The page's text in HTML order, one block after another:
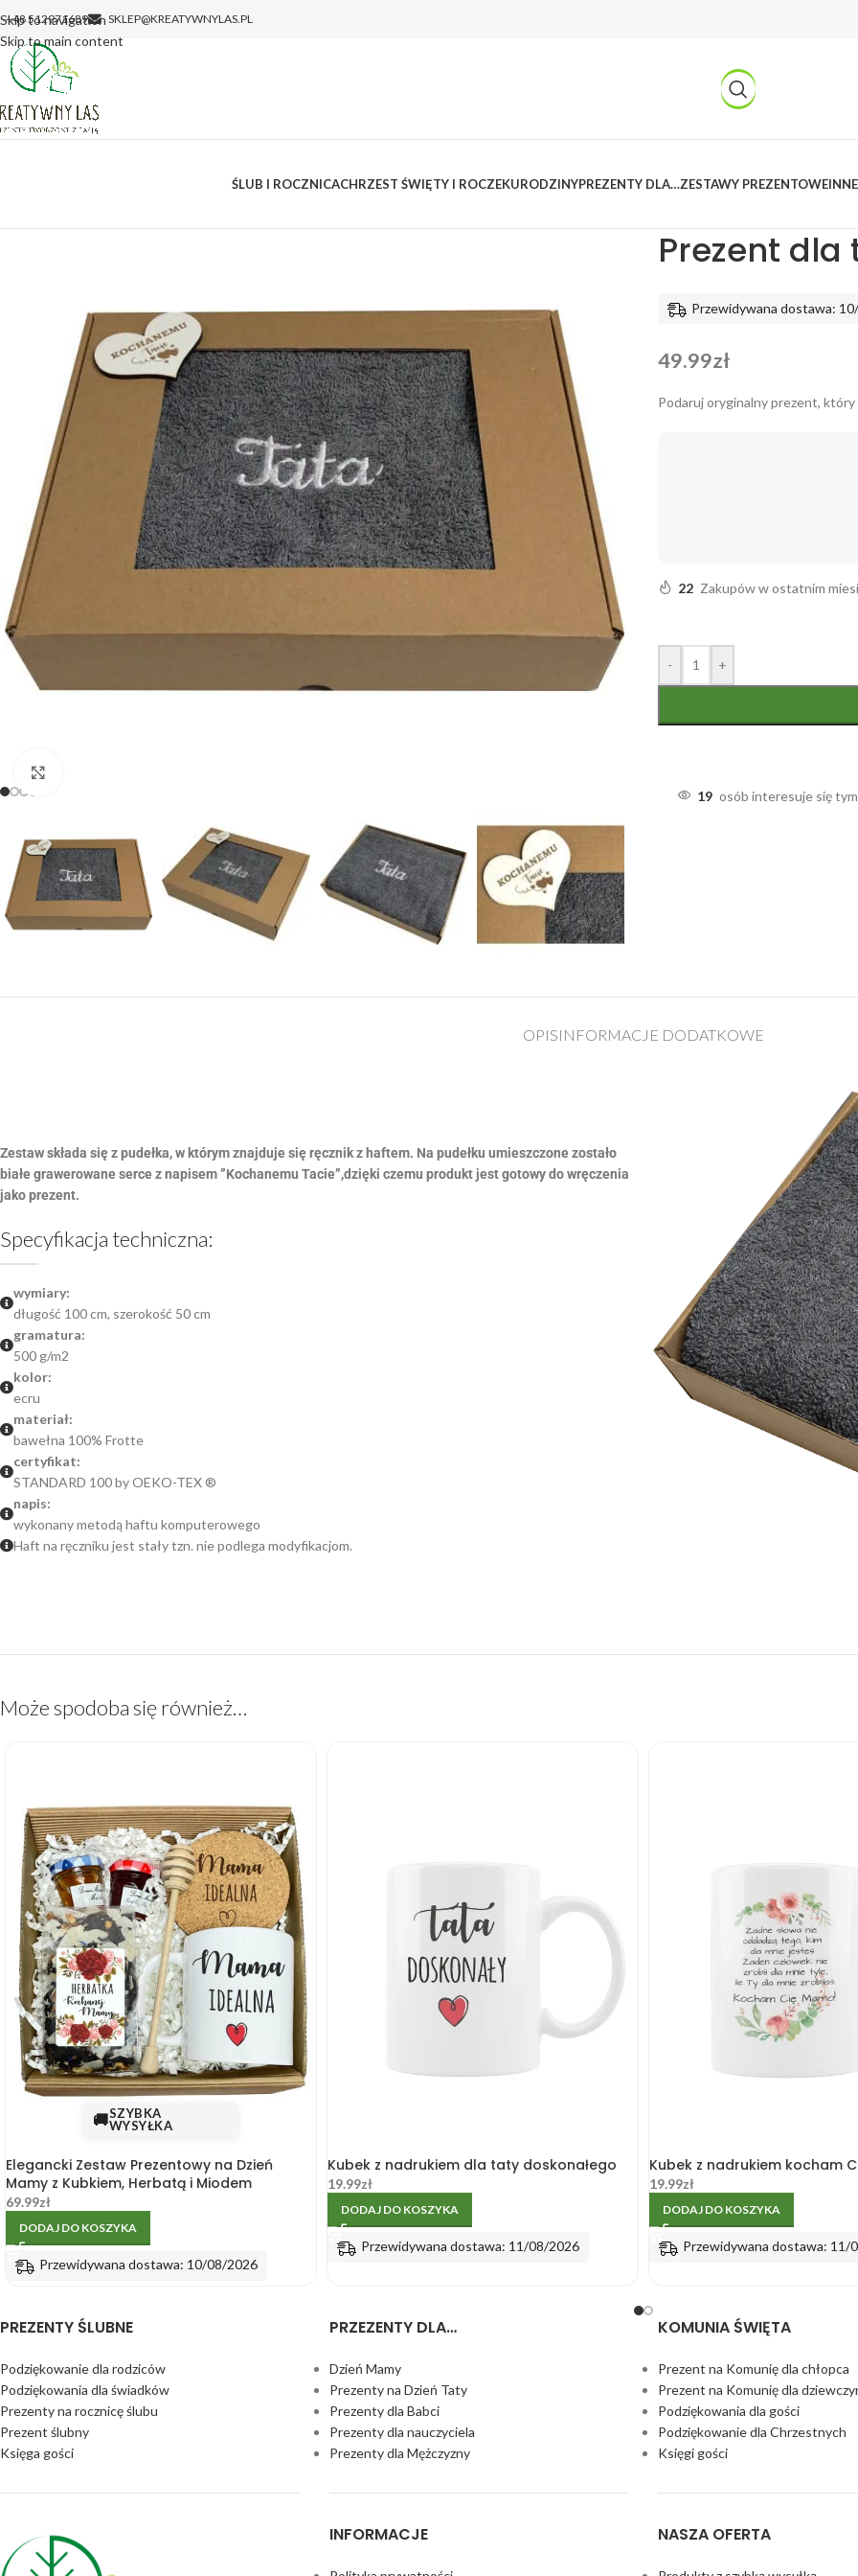
Skip to navigation
Skip to main content
+48 512971689 SKLEP@KREATYWNYLAS.PL
ŚLUB I ROCZNICACHRZEST ŚWIĘTY I ROCZEKURODZINYPREZENTY DLA…ZESTAWY PREZENTOWE
Prezent
Przewidywana dostawa:
49.99zł
Podaruj oryginalny prezent, który
22 Zakupów w ostatnim
- +
19 osób interesuje się
OPISINFORMACJE DODATKOWE
Zestaw składa się z pudełka, w którym znajduje się ręcznik z haftem. Na pudełku umieszczone zostało
białe grawerowane serce z napisem ”Kochanemu Tacie”,dzięki czemu produkt jest gotowy do wręczenia
jako prezent.
Specyfikacja techniczna:
wymiary:
długość 100 cm, szerokość 50 cm
gramatura:
500 g/m2
kolor:
ecru
materiał:
bawełna 100% Frotte
certyfikat:
STANDARD 100 by OEKO-TEX ®
napis:
wykonany metodą haftu komputerowego
Haft na ręczniku jest stały tzn. nie podlega modyfikacjom.
Może spodoba się również…
🚚SZYBKA
WYSYŁKA
Elegancki Zestaw Prezentowy na Dzień
Mamy z Kubkiem, Herbatą i Miodem
69.99zł
DODAJ DO KOSZYKA
Przewidywana dostawa: 10/08/2026
Kubek z nadrukiem dla taty doskonałego
19.99zł
DODAJ DO KOSZYKA
Przewidywana dostawa: 11/08/2026
Kubek z nadrukiem kocham
19.99zł
DODAJ DO KOSZYKA
Przewidywana dostawa: 11/
PREZENTY ŚLUBNE
Podziękowanie dla rodziców
Podziękowania dla świadków
Prezenty na rocznicę ślubu
Prezent ślubny
Księga gości
PRZEZENTY DLA…
Dzień Mamy
Prezenty na Dzień Taty
Prezenty dla Babci
Prezenty dla nauczyciela
Prezenty dla Mężczyzny
INFORMACJE
KOMUNIA ŚWIĘTA
Prezent na Komunię dla chłopca
Prezent na Komunię dla
Podziękowania dla gości
Podziękowanie dla Chrzestnych
Księgi gości
NASZA OFERTA